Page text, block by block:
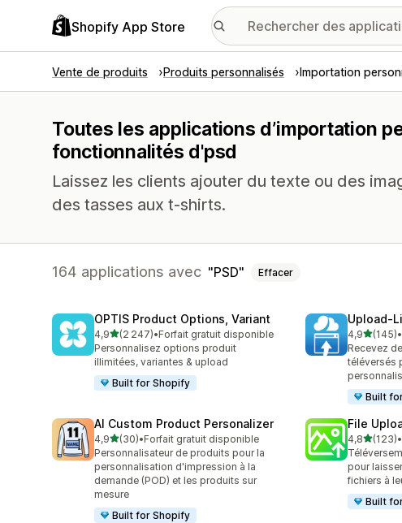
Shopify App Store
Vente de produits Produits personnalisés Importation
Toutes les applications d’importation
fonctionnalités d'psd
Laissez les clients ajouter du texte ou des
des tasses aux t-shirts.
164 applications avec PSD Effacer
OPTIS Product Options, Variant
4,9étoile(s) sur 5
(2 247)
2247 avis au total
•Forfait gratuit disponible
Personnalisez options produit
illimitées, variantes & upload
Built for Shopify
4,9 (145)
145 avis •
Recevez
téléversés
Built
AI Custom Product Personalizer
4,9étoile(s) sur 5
(30)
30 avis au total
•Forfait gratuit disponible
Personnalisateur de produits pour la
personnalisation d'impression à la
demande (POD) et les produits sur
mesure
Built for Shopify
File
4,8 (123)
123 avis •
pour
fichiers à
Built